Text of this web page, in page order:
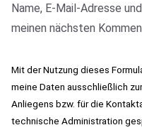
Name, E-Mail-Adresse
meinen nächsten
Mit der Nutzung dieses
meine Daten ausschließlich
Anliegens bzw. für die
technische Administration